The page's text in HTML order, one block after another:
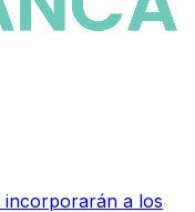
incorporarán a los